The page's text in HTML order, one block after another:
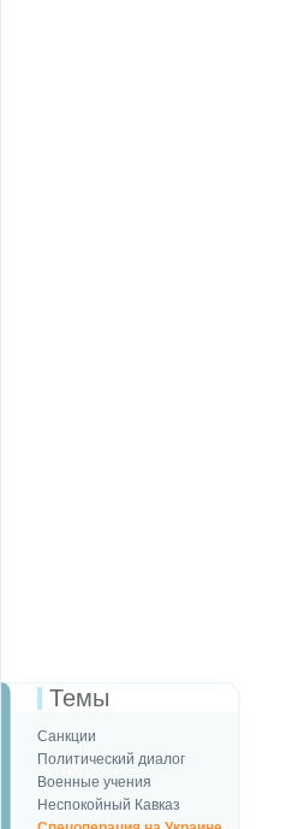
Темы
Санкции
Политический диалог
Военные учения
Неспокойный Кавказ